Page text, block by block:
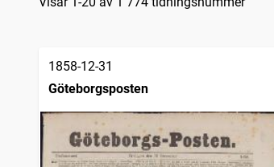
1858-12-31
Göteborgsposten